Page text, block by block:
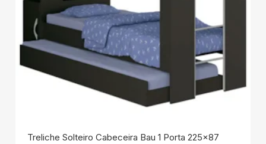
Treliche Solteiro Cabeceira Bau 1 Porta 225x87